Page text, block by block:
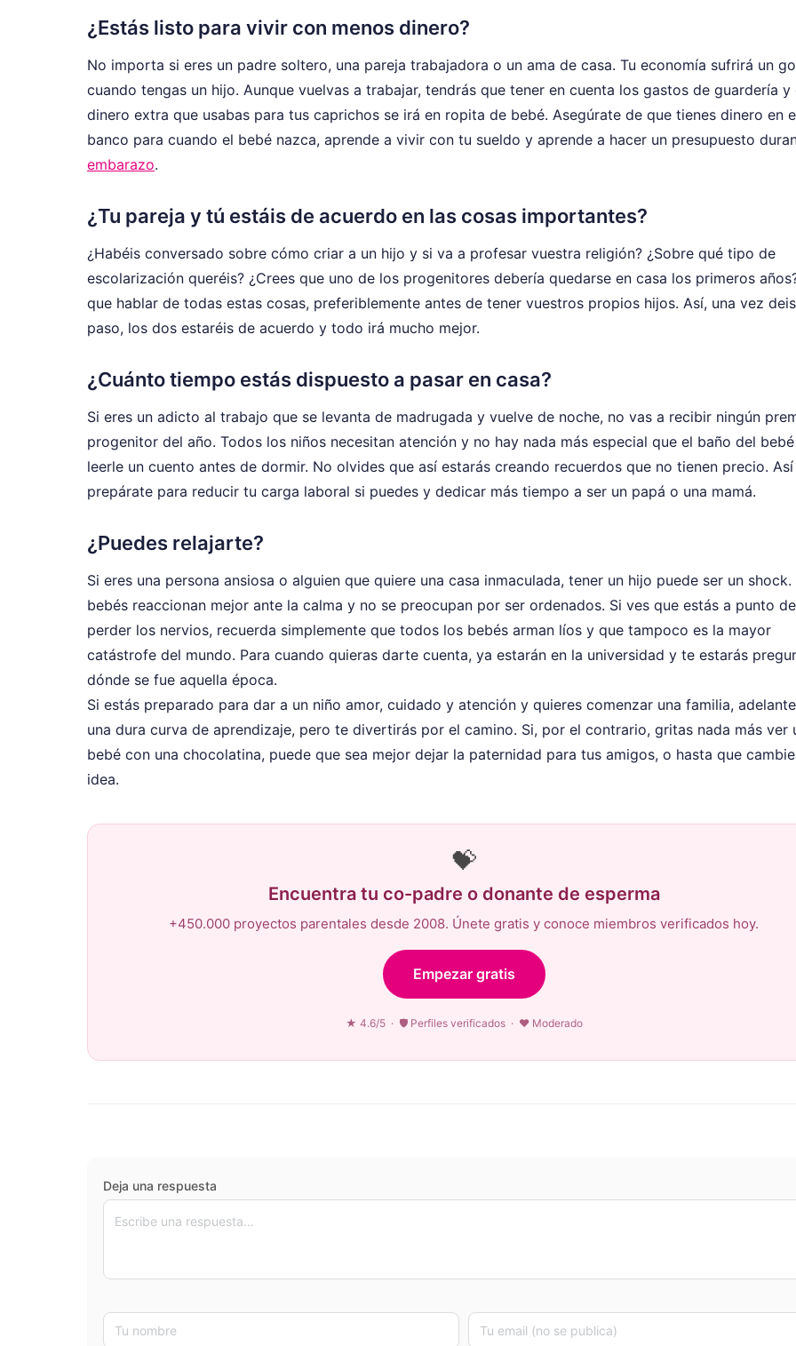
¿Estás listo para vivir con menos dinero?
No importa si eres un padre soltero, una pareja trabajadora o un ama de casa. Tu economía sufrirá un
cuando tengas un hijo. Aunque vuelvas a trabajar, tendrás que tener en cuenta los gastos de guardería y
dinero extra que usabas para tus caprichos se irá en ropita de bebé. Asegúrate de que tienes dinero en
banco para cuando el bebé nazca, aprende a vivir con tu sueldo y aprende a hacer un presupuesto
embarazo.
¿Tu pareja y tú estáis de acuerdo en las cosas importantes?
¿Habéis conversado sobre cómo criar a un hijo y si va a profesar vuestra religión? ¿Sobre qué tipo de
escolarización queréis? ¿Crees que uno de los progenitores debería quedarse en casa los primeros
que hablar de todas estas cosas, preferiblemente antes de tener vuestros propios hijos. Así, una vez
paso, los dos estaréis de acuerdo y todo irá mucho mejor.
¿Cuánto tiempo estás dispuesto a pasar en casa?
Si eres un adicto al trabajo que se levanta de madrugada y vuelve de noche, no vas a recibir ningún
progenitor del año. Todos los niños necesitan atención y no hay nada más especial que el baño del
leerle un cuento antes de dormir. No olvides que así estarás creando recuerdos que no tienen precio.
prepárate para reducir tu carga laboral si puedes y dedicar más tiempo a ser un papá o una mamá.
¿Puedes relajarte?
Si eres una persona ansiosa o alguien que quiere una casa inmaculada, tener un hijo puede ser un shock.
bebés reaccionan mejor ante la calma y no se preocupan por ser ordenados. Si ves que estás a punto de
perder los nervios, recuerda simplemente que todos los bebés arman líos y que tampoco es la mayor
catástrofe del mundo. Para cuando quieras darte cuenta, ya estarán en la universidad y te estarás
dónde se fue aquella época.
Si estás preparado para dar a un niño amor, cuidado y atención y quieres comenzar una familia,
una dura curva de aprendizaje, pero te divertirás por el camino. Si, por el contrario, gritas nada más ver
bebé con una chocolatina, puede que sea mejor dejar la paternidad para tus amigos, o hasta que
idea.
💝
Encuentra tu co-padre o donante de esperma
+450.000 proyectos parentales desde 2008. Únete gratis y conoce miembros verificados hoy.
Empezar gratis
★ 4.6/5 · 🛡 Perfiles verificados · ♥ Moderado
Deja una respuesta